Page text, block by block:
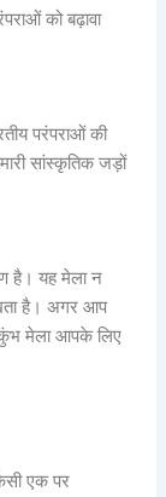
को बढ़ावा
परंपराओं की
सांस्कृतिक जड़ों
है। यह मेला न
है। अगर आप
मेला आपके लिए
एक पर